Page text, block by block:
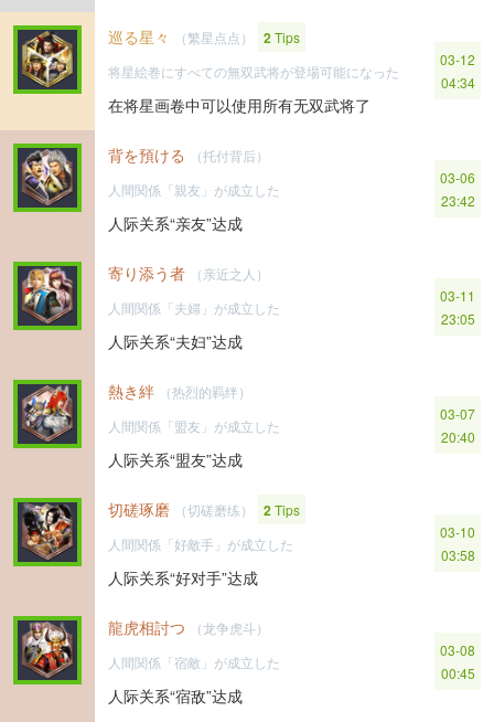
巡る星々 （繁星点点） 2Tips
将星絵巻にすべての無双武将が登場可能になった
在将星画卷中可以使用所有无双武将了
03-12
04:34
背を預ける
（托付背后）
人間関係「親友」が成立した
人际关系“亲友”达成
03-06
23:42
寄り添う者
（亲近之人）
人間関係「夫婦」が成立した
人际关系“夫妇”达成
03-11
23:05
熱き絆
（热烈的羁绊）
人間関係「盟友」が成立した
人际关系“盟友”达成
03-07
20:40
切磋琢磨 （切磋磨练） 2Tips
人間関係「好敵手」が成立した
人际关系“好对手”达成
03-10
03:58
龍虎相討つ
（龙争虎斗）
人間関係「宿敵」が成立した
人际关系“宿敌”达成
03-08
00:45